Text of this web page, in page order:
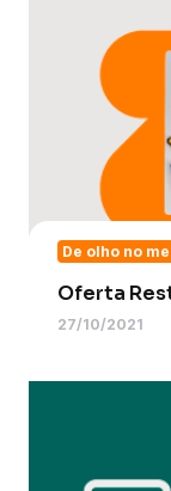
De olho no
Oferta
27/10/2021